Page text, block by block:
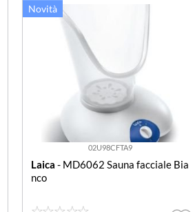
02U98CFTA9
Laica - MD6062 Sauna facciale Bia
nco